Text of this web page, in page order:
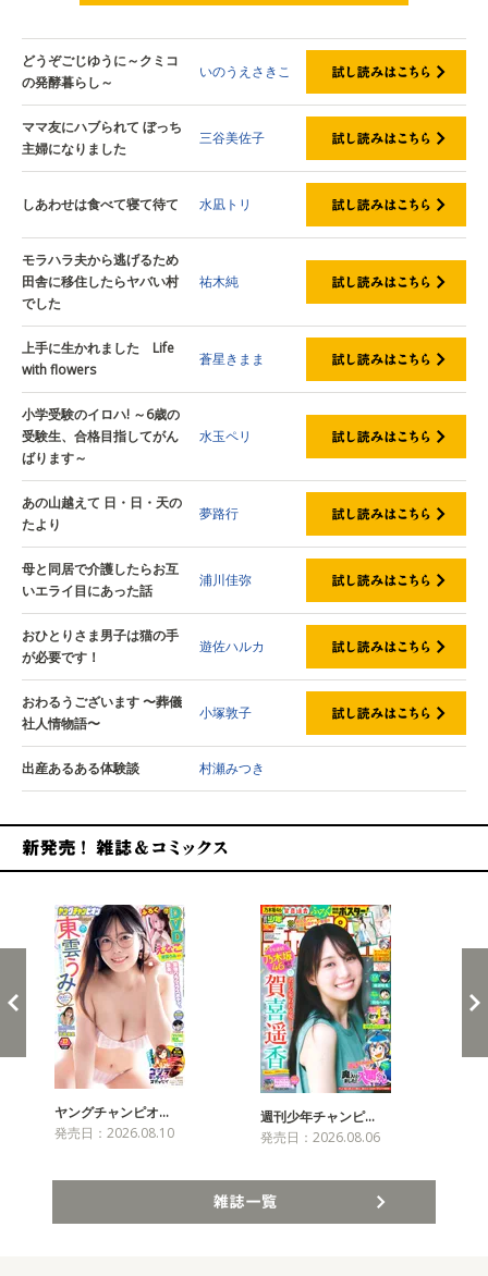
どうぞごじゆうに～クミコ
の発酵暮らし～
いのうえさきこ
ママ友にハブられて ぼっち
主婦になりました
三谷美佐子
しあわせは食べて寝て待て 水凪トリ
モラハラ夫から逃げるため
田舎に移住したらヤバい村
でした
祐木純
上手に生かれました Life
with flowers
蒼星きまま
小学受験のイロハ! ～6歳の
受験生、合格目指してがん
ばります～
水玉ペリ
あの山越えて 日・日・天の
たより
夢路行
母と同居で介護したらお互
いエライ目にあった話
浦川佳弥
おひとりさま男子は猫の手
が必要です！
遊佐ハルカ
おわるうございます 〜葬儀
社人情物語〜
小塚敦子
出産あるある体験談 村瀬みつき
ヤングチャンピオ…
発売日：2026.08.10
週刊少年チャンピ…
発売日：2026.08.06